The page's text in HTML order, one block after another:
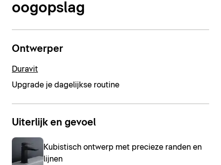
oogopslag
Ontwerper
Duravit
Upgrade je dagelijkse routine
Uiterlijk en gevoel
Kubistisch ontwerp met precieze randen en
lijnen